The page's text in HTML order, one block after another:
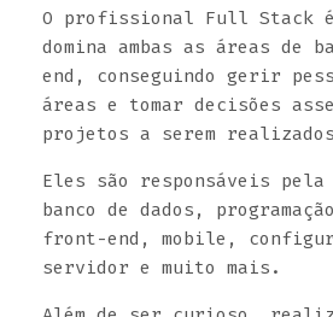
O profissional Full Stack é
domina ambas as áreas de
end, conseguindo gerir
áreas e tomar decisões
projetos a serem
Eles são responsáveis pela
banco de dados,
front-end, mobile,
servidor e muito mais.